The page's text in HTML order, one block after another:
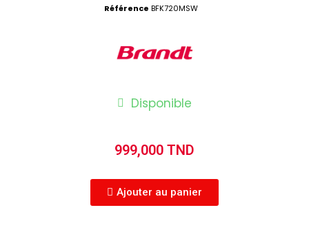
Référence BFK720MSW
Disponible
999,000 TND
Ajouter au panier